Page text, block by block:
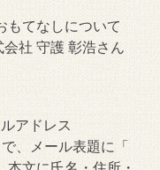
もてなしについて
社 守護 彰浩さん
アドレス
、メール表題に「